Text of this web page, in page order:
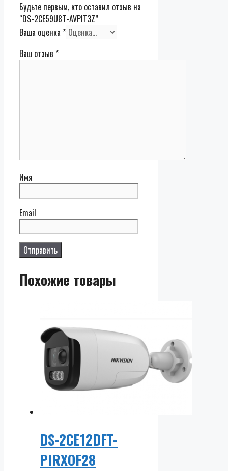
Будьте первым, кто оставил отзыв на
“DS-2CE59U8T-AVPIT3Z”
Ваша оценка *
Ваш отзыв *
Имя
Email
Похожие товары
DS-2CE12DFT-
PIRXOF28